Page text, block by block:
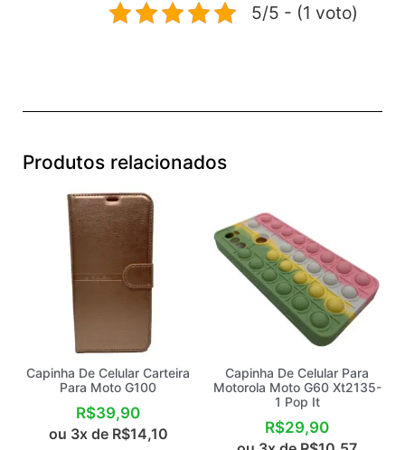
5/5 - (1 voto)
Produtos relacionados
Capinha De Celular Carteira
Para Moto G100
R$39,90
ou 3x de R$14,10
Capinha De Celular Para
Motorola Moto G60 Xt2135-
1 Pop It
R$29,90